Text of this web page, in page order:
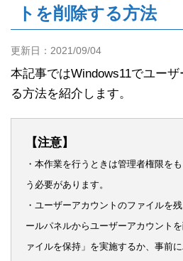
トを削除する方法
更新日： 2021/09/04
本記事ではWindows11でユー
る方法を紹介します。
【注意】
・本作業を行うときは管理者権限を
う必要があります。
・ユーザーアカウントのファイルを
ールパネルからユーザーアカウント
ァイルを保持」を実施するか、事前